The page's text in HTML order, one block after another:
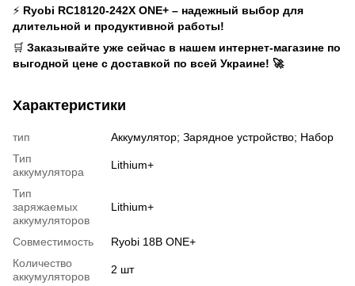
⚡ Ryobi RC18120-242X ONE+ – надежный выбор для
длительной и продуктивной работы!
🛒 Заказывайте уже сейчас в нашем интернет-магазине по
выгодной цене с доставкой по всей Украине! 🚀
Характеристики
тип
Аккумулятор; Зарядное устройство; Набор
Тип
аккумулятора
Lithium+
Тип
заряжаемых
аккумуляторов
Lithium+
Совместимость
Ryobi 18В ONE+
Количество
аккумуляторов
2 шт